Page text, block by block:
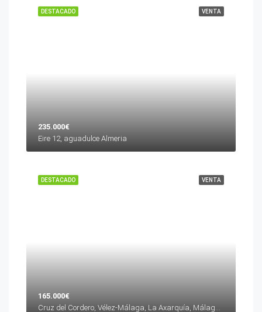
VENTA
DESTACADO
235.000€
Eire 12, aguadulce Almeria
VENTA
DESTACADO
165.000€